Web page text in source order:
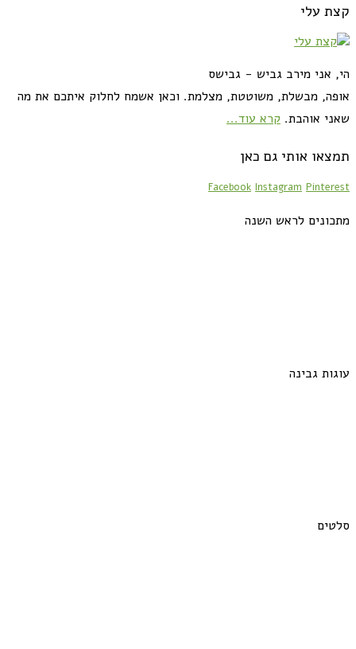
קצת עלי
הי, אני מירב גביש - גבישס
אופה, מבשלת, משוטטת, מצלמת. וכאן אשמח לחלוק איתכם את מה
שאני אוהבת. קרא עוד...
תמצאו אותי גם כאן
Facebook Instagram Pinterest
מתכונים לראש השנה
עוגות גבינה
סלטים